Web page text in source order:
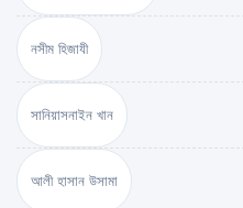
নসীম হিজাযী
সানিয়াসনাইন খান
আলী হাসান উসামা